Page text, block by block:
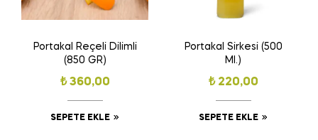
Portakal Reçeli Dilimli
(850 GR)
₺360,00
SEPETE EKLE
Portakal Sirkesi (500
Ml.)
₺220,00
SEPETE EKLE